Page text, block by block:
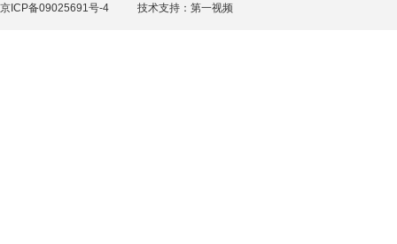
京ICP备09025691号-4 技术支持： 第一视频